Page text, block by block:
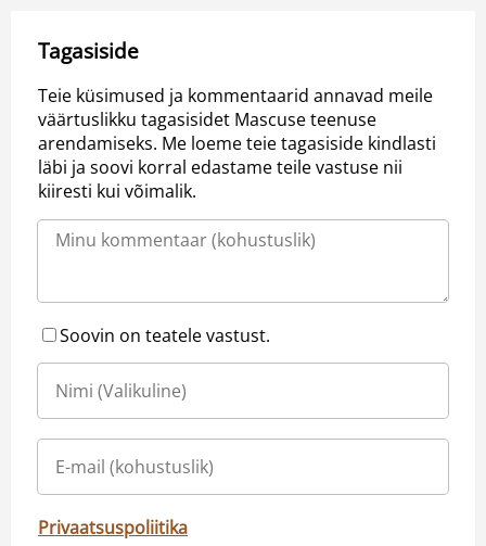
Tagasiside
Teie küsimused ja kommentaarid annavad meile
väärtuslikku tagasisidet Mascuse teenuse
arendamiseks. Me loeme teie tagasiside kindlasti
läbi ja soovi korral edastame teile vastuse nii
kiiresti kui võimalik.
Soovin on teatele vastust.
Privaatsuspoliitika